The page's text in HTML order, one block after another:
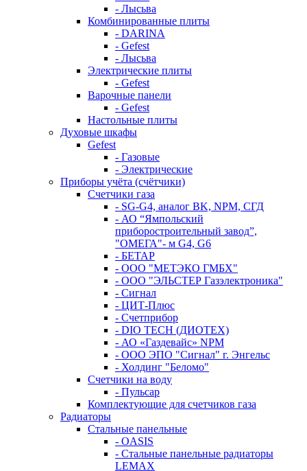
- Лысьва
Комбинированные плиты
- DARINA
- Gefest
- Лысьва
Электрические плиты
- Gefest
Варочные панели
- Gefest
Настольные плиты
Духовые шкафы
Gefest
- Газовые
- Электрические
Приборы учёта (счётчики)
Счетчики газа
- SG-G4, аналог BK, NPM, СГД
- АО “Ямпольский
приборостроительный завод”,
"ОМЕГА"- м G4, G6
- БЕТАР
- ООО "МЕТЭКО ГМБХ"
- ООО "ЭЛЬСТЕР Газэлектроника"
- Сигнал
- ЦИТ-Плюс
- Счетприбор
- DIO TECH (ДИОТЕХ)
- АО «Газдевайс» NPM
- ООО ЭПО "Сигнал" г. Энгельс
- Холдинг "Беломо"
Счетчики на воду
- Пульсар
Комплектующие для счетчиков газа
Радиаторы
Стальные панельные
- OASIS
- Стальные панельные радиаторы
LEMAX